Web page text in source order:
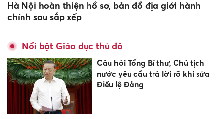
Hà Nội hoàn thiện hồ sơ, bản đồ địa giới hành
chính sau sắp xếp
Nổi bật Giáo dục thủ đô
Câu hỏi Tổng Bí thư, Chủ tịch
nước yêu cầu trả lời rõ khi sửa
Điều lệ Đảng